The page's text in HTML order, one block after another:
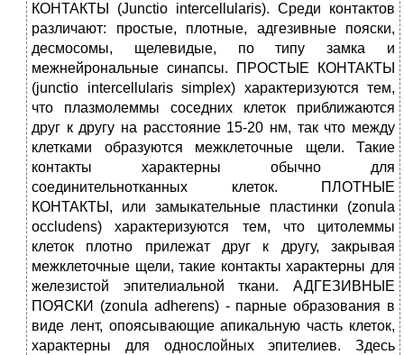
КОНТАКТЫ (Junctio intercellularis). Среди контактов
различают: простые, плотные, адгезивные пояски,
десмосомы, щелевидые, по типу замка и
межнейрональные синапсы. ПРОСТЫЕ КОНТАКТЫ
(junctio intercellularis simplex) характеризуются тем,
что плазмолеммы соседних клеток приближаются
друг к другу на расстояние 15-20 нм, так что между
клетками образуются межклеточные щели. Такие
контакты характерны обычно для
соединительнотканных клеток. ПЛОТНЫЕ
КОНТАКТЫ, или замыкательные пластинки (zonula
occludens) характеризуются тем, что цитолеммы
клеток плотно прилежат друг к другу, закрывая
межклеточные щели, такие контакты характерны для
железистой эпителиальной ткани. АДГЕЗИВНЫЕ
ПОЯСКИ (zonula adherens) - парные образования в
виде лент, опоясывающие апикальную часть клеток,
характерны для однослойных эпителиев. Здесь